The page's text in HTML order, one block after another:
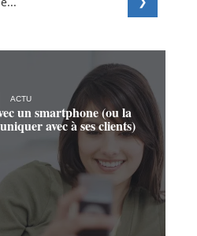
ACTU
un smartphone (ou la
avec à ses clients)